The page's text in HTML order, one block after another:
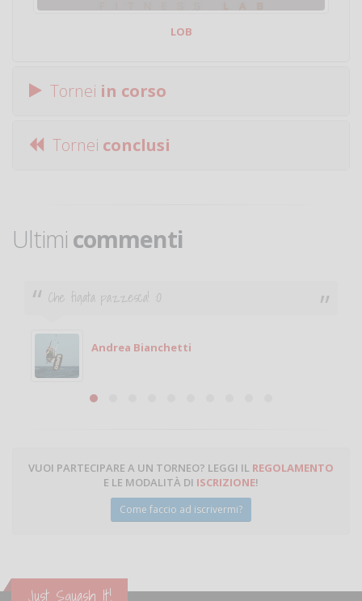
LOB
Tornei in corso
Tornei conclusi
Ultimi commenti
Che figata pazzesca! :O
Andrea Bianchetti
VUOI PARTECIPARE A UN TORNEO? LEGGI IL REGOLAMENTO
E LE MODALITÀ DI ISCRIZIONE!
Come faccio ad iscrivermi?
Just Squash It!